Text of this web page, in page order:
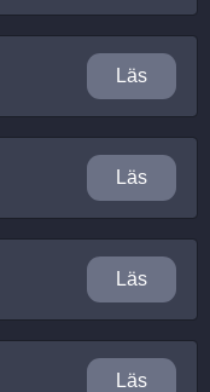
Läs
Läs
Läs
Läs